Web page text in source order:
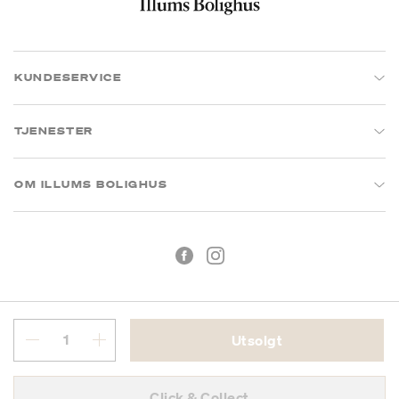
Utsolgt
KUNDESERVICE
TJENESTER
OM ILLUMS BOLIGHUS